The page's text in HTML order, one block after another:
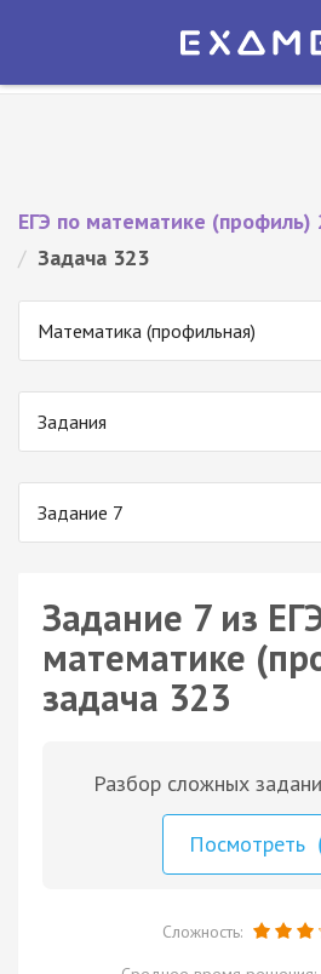
Экзамер — ЕГЭ 2027
ЕГЭ по математике (профиль)
/ Задача 323
Математика (профильная)
Задания
Задание 7
Задание 7 из
математике
задача 323
Разбор сложных
Посмотреть
Сложность: